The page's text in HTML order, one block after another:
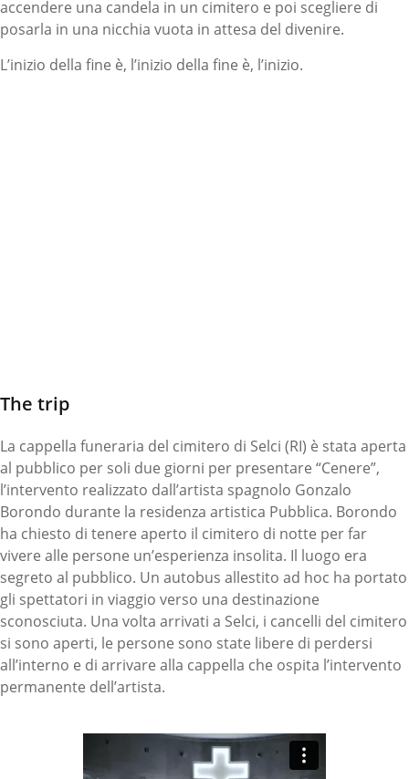
accendere una candela in un cimitero e poi scegliere di
posarla in una nicchia vuota in attesa del divenire.
L’inizio della fine è, l’inizio della fine è, l’inizio.
The trip
La cappella funeraria del cimitero di Selci (RI) è stata aperta
al pubblico per soli due giorni per presentare “Cenere”,
l’intervento realizzato dall’artista spagnolo Gonzalo
Borondo durante la residenza artistica Pubblica. Borondo
ha chiesto di tenere aperto il cimitero di notte per far
vivere alle persone un’esperienza insolita. Il luogo era
segreto al pubblico. Un autobus allestito ad hoc ha portato
gli spettatori in viaggio verso una destinazione
sconosciuta. Una volta arrivati a Selci, i cancelli del cimitero
si sono aperti, le persone sono state libere di perdersi
all’interno e di arrivare alla cappella che ospita l’intervento
permanente dell’artista.